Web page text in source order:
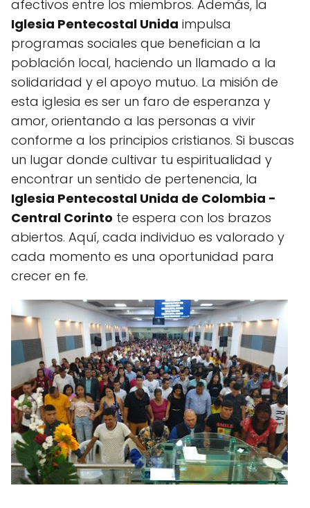
afectivos entre los miembros. Además, la
Iglesia Pentecostal Unida impulsa
programas sociales que benefician a la
población local, haciendo un llamado a la
solidaridad y el apoyo mutuo. La misión de
esta iglesia es ser un faro de esperanza y
amor, orientando a las personas a vivir
conforme a los principios cristianos. Si buscas
un lugar donde cultivar tu espiritualidad y
encontrar un sentido de pertenencia, la
Iglesia Pentecostal Unida de Colombia -
Central Corinto te espera con los brazos
abiertos. Aquí, cada individuo es valorado y
cada momento es una oportunidad para
crecer en fe.